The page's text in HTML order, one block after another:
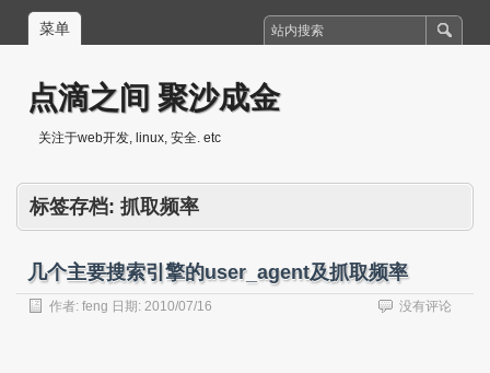
菜单
点滴之间 聚沙成金
关注于web开发, linux, 安全. etc
标签存档: 抓取频率
几个主要搜索引擎的user_agent及抓取频率
作者: feng 日期: 2010/07/16 没有评论